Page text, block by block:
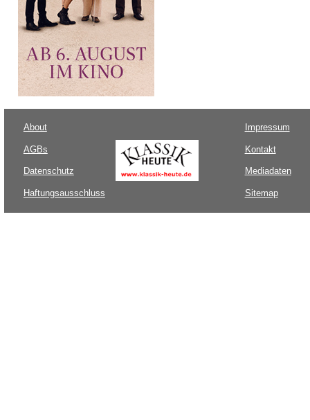
About
AGBs
Datenschutz
Haftungsausschluss
Impressum
Kontakt
Mediadaten
Sitemap